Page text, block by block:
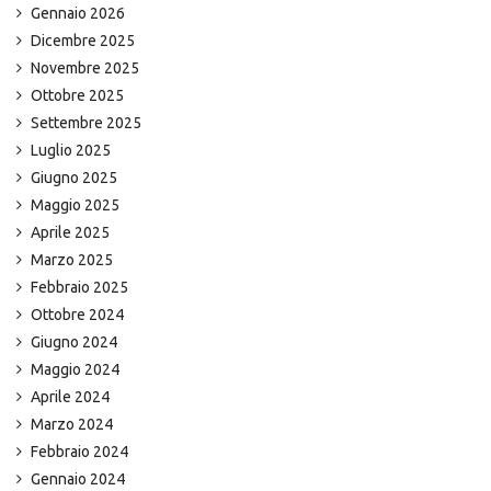
Gennaio 2026
Dicembre 2025
Novembre 2025
Ottobre 2025
Settembre 2025
Luglio 2025
Giugno 2025
Maggio 2025
Aprile 2025
Marzo 2025
Febbraio 2025
Ottobre 2024
Giugno 2024
Maggio 2024
Aprile 2024
Marzo 2024
Febbraio 2024
Gennaio 2024